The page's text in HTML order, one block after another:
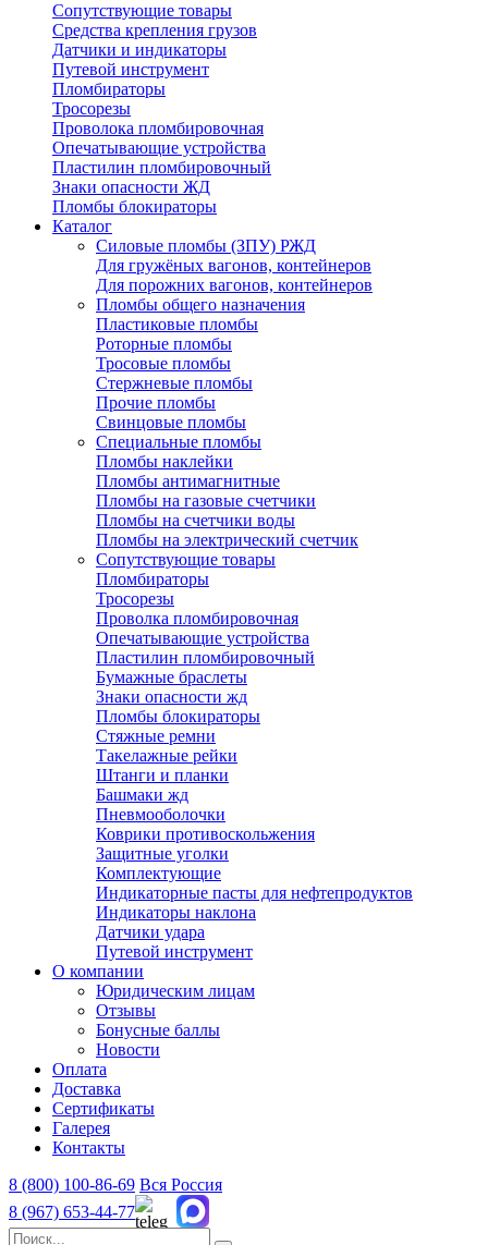
Сопутствующие товары
Средства крепления грузов
Датчики и индикаторы
Путевой инструмент
Пломбираторы
Тросорезы
Проволока пломбировочная
Опечатывающие устройства
Пластилин пломбировочный
Знаки опасности ЖД
Пломбы блокираторы
Каталог
Силовые пломбы (ЗПУ) РЖД
Для гружёных вагонов, контейнеров
Для порожних вагонов, контейнеров
Пломбы общего назначения
Пластиковые пломбы
Роторные пломбы
Тросовые пломбы
Стержневые пломбы
Прочие пломбы
Свинцовые пломбы
Специальные пломбы
Пломбы наклейки
Пломбы антимагнитные
Пломбы на газовые счетчики
Пломбы на счетчики воды
Пломбы на электрический счетчик
Сопутствующие товары
Пломбираторы
Тросорезы
Проволка пломбировочная
Опечатывающие устройства
Пластилин пломбировочный
Бумажные браслеты
Знаки опасности жд
Пломбы блокираторы
Стяжные ремни
Такелажные рейки
Штанги и планки
Башмаки жд
Пневмооболочки
Коврики противоскольжения
Защитные уголки
Комплектующие
Индикаторные пасты для нефтепродуктов
Индикаторы наклона
Датчики удара
Путевой инструмент
О компании
Юридическим лицам
Отзывы
Бонусные баллы
Новости
Оплата
Доставка
Сертификаты
Галерея
Контакты
8 (800) 100-86-69 Вся Россия
8 (967) 653-44-77